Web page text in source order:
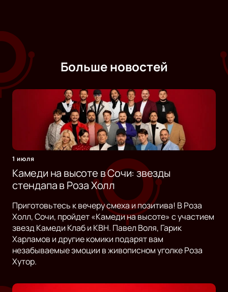
Больше новостей
1 июля
Камеди на высоте в Сочи: звезды
стендапа в Роза Холл
Приготовьтесь к вечеру смеха и позитива! В Роза
Холл, Сочи, пройдет «Камеди на высоте» с участием
звезд Камеди Клаб и КВН. Павел Воля, Гарик
Харламов и другие комики подарят вам
незабываемые эмоции в живописном уголке Роза
Хутор.